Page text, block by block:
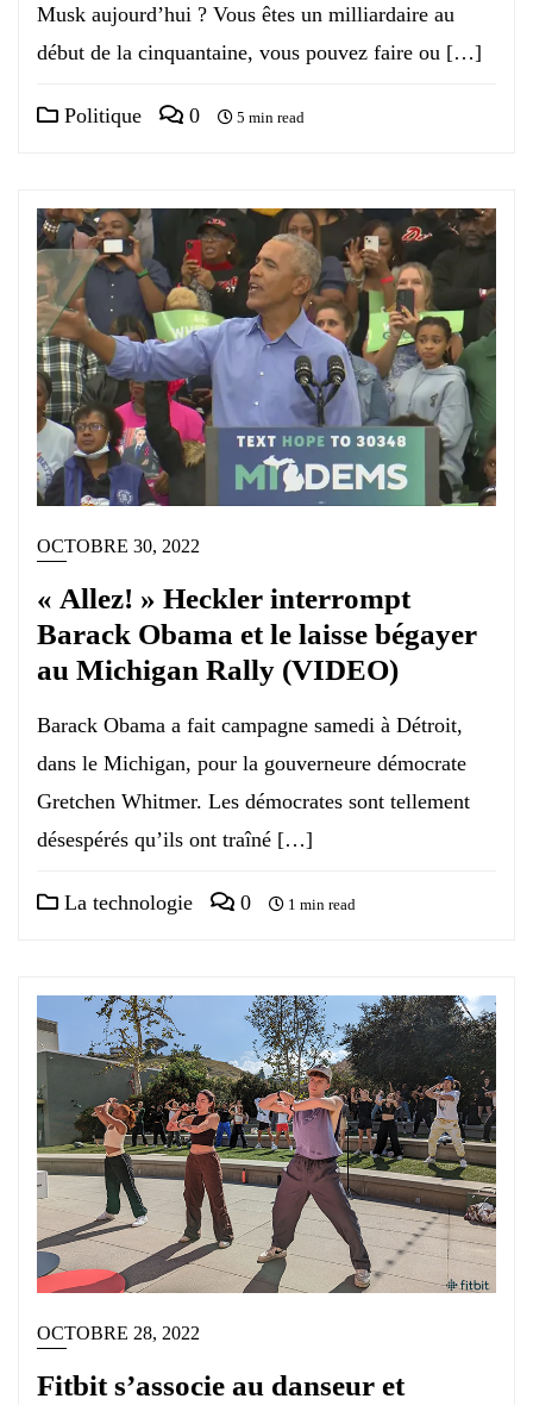
Musk aujourd’hui ? Vous êtes un milliardaire au
début de la cinquantaine, vous pouvez faire ou […]
Politique 0 5 min read
OCTOBRE 30, 2022
« Allez! » Heckler interrompt
Barack Obama et le laisse bégayer
au Michigan Rally (VIDEO)
Barack Obama a fait campagne samedi à Détroit,
dans le Michigan, pour la gouverneure démocrate
Gretchen Whitmer. Les démocrates sont tellement
désespérés qu’ils ont traîné […]
La technologie 0 1 min read
OCTOBRE 28, 2022
Fitbit s’associe au danseur et